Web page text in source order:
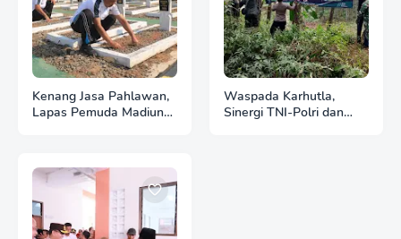
Kenang Jasa Pahlawan,
Lapas Pemuda Madiun
Waspada Karhutla,
Sinergi TNI-Polri dan